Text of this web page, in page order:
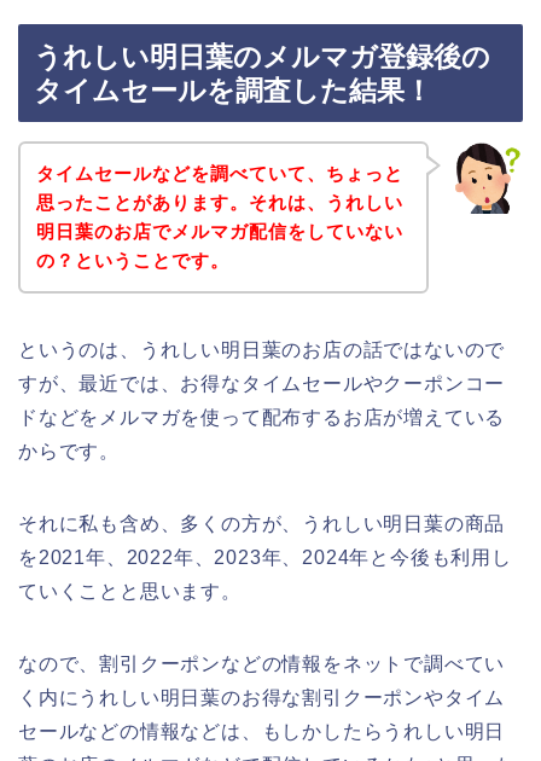
うれしい明日葉のメルマガ登録後の
タイムセールを調査した結果！
タイムセールなどを調べていて、ちょっと
思ったことがあります。それは、うれしい
明日葉のお店でメルマガ配信をしていない
の？ということです。
というのは、うれしい明日葉のお店の話ではないので
すが、最近では、お得なタイムセールやクーポンコー
ドなどをメルマガを使って配布するお店が増えている
からです。
それに私も含め、多くの方が、うれしい明日葉の商品
を2021年、2022年、2023年、2024年と今後も利用し
ていくことと思います。
なので、割引クーポンなどの情報をネットで調べてい
く内にうれしい明日葉のお得な割引クーポンやタイム
セールなどの情報などは、もしかしたらうれしい明日